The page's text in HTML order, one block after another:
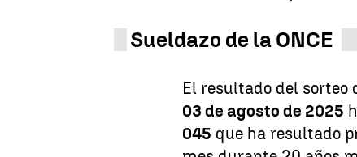
Sueldazo de la ONCE
El resultado del sorteo
03 de agosto de 2025
045 que ha resultado